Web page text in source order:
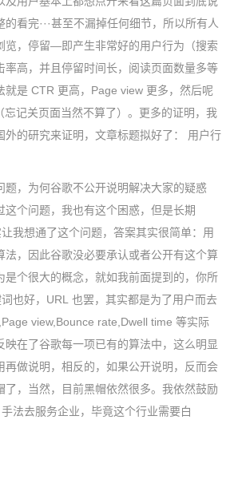
看完···甚至不漏掉任何细节，所以所有人
览，停留—即产生非常好的用户行为（搜索
率高，并且停留时间长，阅读页面数量多等
就是 CTR 更高，Page view 更多，然后呢
忘记关页面当然不算了）。更多的证明，我
外的研究来证明，文章标题拟好了： 用户行
题，为何谷歌不公开说明解决大家的疑惑
这个问题，我也有这个困惑，但是长期
我想通了这个问题，答案其实很简单：用
法，因此谷歌没必要承认或者公开有这个算
是个很大的概念，就如我前面提到的，你所
也好，URL 也罢，其实都是为了用户而去
view,Bounce rate,Dwell time 等实际
映在了谷歌每一项已有的算法中，这么明显
再做说明，相反的，如果公开说明，反而会
了，当然，目前黑帽依然很多。我依然鼓励
法去服务企业，毕竟这个行业需要白